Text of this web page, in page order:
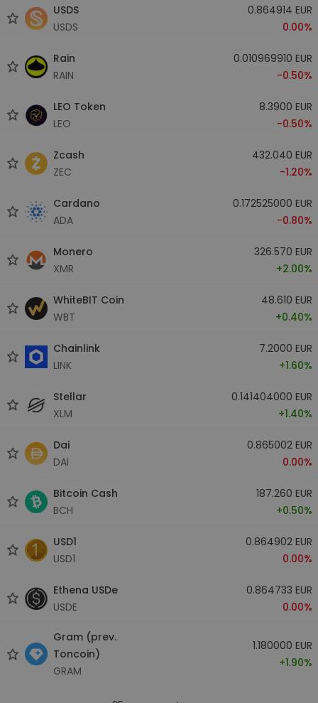
USDS
USDS
0.864914 EUR
0.00%
Rain
RAIN
0.010969910 EUR
-0.50%
LEO Token
LEO
8.3900 EUR
-0.50%
Zcash
ZEC
432.040 EUR
-1.20%
Cardano
ADA
0.172525000 EUR
-0.80%
Monero
XMR
326.570 EUR
+2.00%
WhiteBIT Coin
WBT
48.610 EUR
+0.40%
Chainlink
LINK
7.2000 EUR
+1.60%
Stellar
XLM
0.141404000 EUR
+1.40%
Dai
DAI
0.865002 EUR
0.00%
Bitcoin Cash
BCH
187.260 EUR
+0.50%
USD1
USD1
0.864902 EUR
0.00%
Ethena USDe
USDE
0.864733 EUR
0.00%
Gram (prev.
Toncoin)
GRAM
1.180000 EUR
+1.90%